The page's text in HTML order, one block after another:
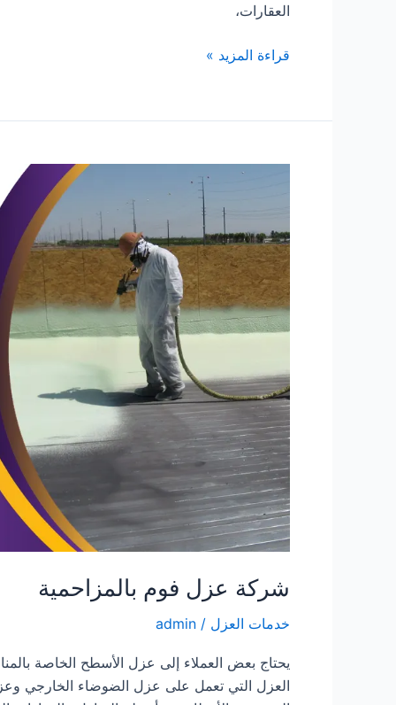
العقارات،
شركة
بالرياض
قراءة المزيد »
شركة عزل فوم بالمزاحمية
خدمات العزل /
admin
يحتاج بعض العملاء إلى عزل الأسطح الخاصة
العزل التي تعمل على عزل الضوضاء الخارجي